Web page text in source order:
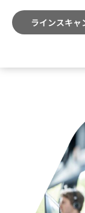
ラインスキ